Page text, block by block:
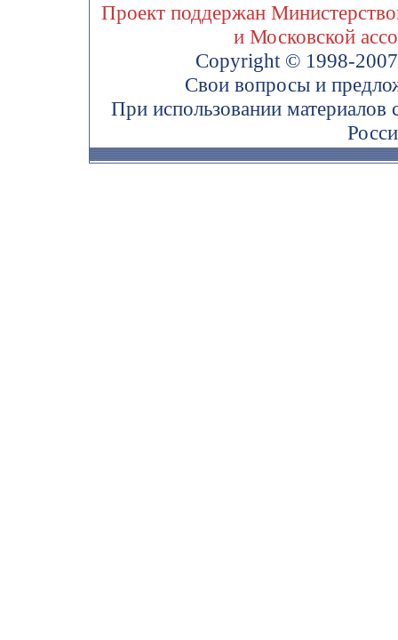
Проект поддержан
и Московской
Copyright © 1998-
Свои вопросы и
При использовании